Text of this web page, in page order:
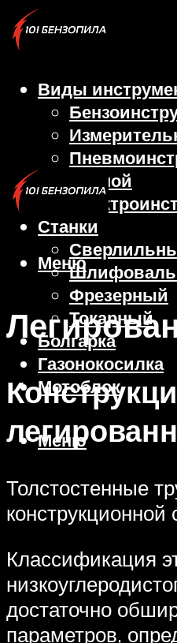
Виды
Ручной
Станки
Фрезерный
Токарный
Болгарка
Газонокосилка
Мотоблок
Меню
Меню
Толстостенные
конструкционной
Классификация
достаточно
параметров,